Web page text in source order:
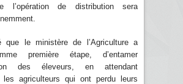
l’opération de distribution sera
que le ministère de l’Agriculture a
première étape, d’entamer
des éleveurs, en attendant
les agriculteurs qui ont perdu leurs